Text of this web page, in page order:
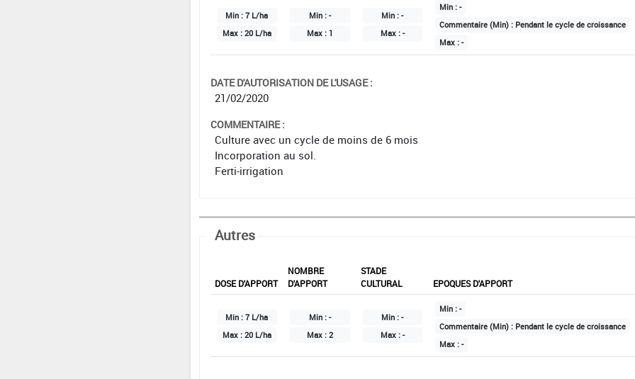
Min :7 L/ha
Max : 20 L/ha
Min : -
Max : 1
Min :-
Max : -
Min : -
Commentaire (Min) : Pendant le cycle de croissance
Max : -
DATE D'AUTORISATION DE L'USAGE :
21/02/2020
COMMENTAIRE :
Culture avec un cycle de moins de 6 mois
Incorporation au sol.
Ferti-irrigation
Autres
DOSE D'APPORT
NOMBRE
D'APPORT
STADE
CULTURAL
EPOQUES D'APPORT
Min :7 L/ha
Max : 20 L/ha
Min : -
Max : 2
Min :-
Max : -
Min : -
Commentaire (Min) : Pendant le cycle de croissance
Max : -